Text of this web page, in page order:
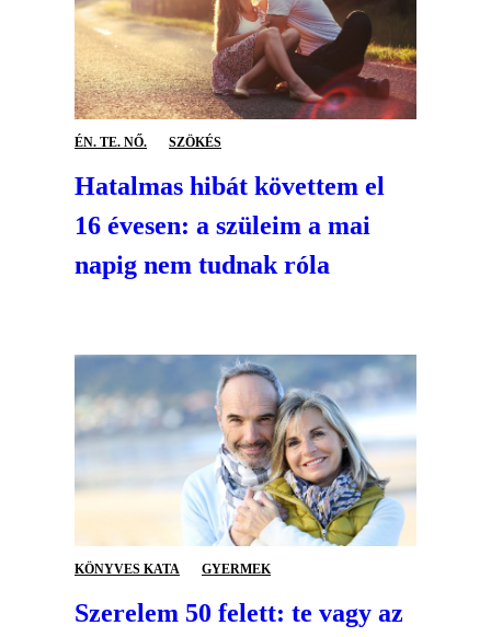
ÉN. TE. NŐ. SZÖKÉS
Hatalmas hibát követtem el
16 évesen: a szüleim a mai
napig nem tudnak róla
KÖNYVES KATA GYERMEK
Szerelem 50 felett: te vagy az